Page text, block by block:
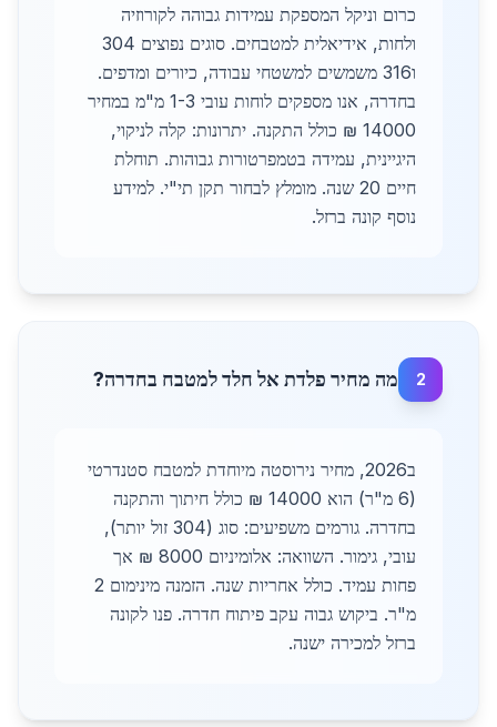
כרום וניקל המספקת עמידות גבוהה לקורוזיה
ולחות, אידיאלית למטבחים. סוגים נפוצים 304
ו316 משמשים למשטחי עבודה, כיורים ומדפים.
בחדרה, אנו מספקים לוחות עובי 1-3 מ"מ במחיר
14000 ₪ כולל התקנה. יתרונות: קלה לניקוי,
היגיינית, עמידה בטמפרטורות גבוהות. תוחלת
חיים 20 שנה. מומלץ לבחור תקן תי"י. למידע
נוסף קונה ברזל.
2 מה מחיר פלדת אל חלד למטבח בחדרה?
ב2026, מחיר נירוסטה מיוחדת למטבח סטנדרטי
(6 מ"ר) הוא 14000 ₪ כולל חיתוך והתקנה
בחדרה. גורמים משפיעים: סוג (304 זול יותר),
עובי, גימור. השוואה: אלומיניום 8000 ₪ אך
פחות עמיד. כולל אחריות שנה. הזמנה מינימום 2
מ"ר. ביקוש גבוה עקב פיתוח חדרה. פנו לקונה
ברזל למכירה ישנה.